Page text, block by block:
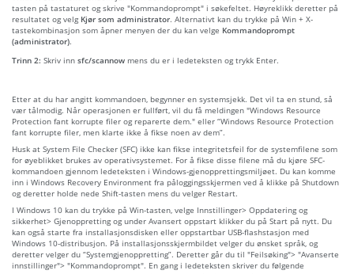
tasten på tastaturet og skrive "Kommandoprompt" i søkefeltet. Høyreklikk deretter på
resultatet og velg Kjør som administrator. Alternativt kan du trykke på Win + X-
tastekombinasjon som åpner menyen der du kan velge Kommandoprompt
(administrator).
Trinn 2: Skriv inn sfc/scannow mens du er i ledeteksten og trykk Enter.
Etter at du har angitt kommandoen, begynner en systemsjekk. Det vil ta en stund, så
vær tålmodig. Når operasjonen er fullført, vil du få meldingen "Windows Resource
Protection fant korrupte filer og reparerte dem." eller “Windows Resource Protection
fant korrupte filer, men klarte ikke å fikse noen av dem”.
Husk at System File Checker (SFC) ikke kan fikse integritetsfeil for de systemfilene som
for øyeblikket brukes av operativsystemet. For å fikse disse filene må du kjøre SFC-
kommandoen gjennom ledeteksten i Windows-gjenopprettingsmiljøet. Du kan komme
inn i Windows Recovery Environment fra påloggingsskjermen ved å klikke på Shutdown
og deretter holde nede Shift-tasten mens du velger Restart.
I Windows 10 kan du trykke på Win-tasten, velge Innstillinger> Oppdatering og
sikkerhet> Gjenoppretting og under Avansert oppstart klikker du på Start på nytt. Du
kan også starte fra installasjonsdisken eller oppstartbar USB-flashstasjon med
Windows 10-distribusjon. På installasjonsskjermbildet velger du ønsket språk, og
deretter velger du “Systemgjenoppretting”. Deretter går du til "Feilsøking"> "Avanserte
innstillinger"> "Kommandoprompt". En gang i ledeteksten skriver du følgende